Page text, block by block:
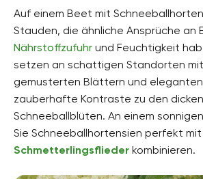
Auf einem Beet mit
Stauden, die ähnliche Ansprüche an
Nährstoffzufuhr und Feuchtigkeit
setzen an schattigen Standorten
gemusterten Blättern und
zauberhafte Kontraste zu den dicken
Schneeballblüten. An einem
Sie Schneeballhortensien perfekt
Schmetterlingsflieder kombinieren.